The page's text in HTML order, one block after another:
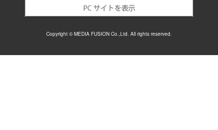
Copyright © MEDIA FUSION Co.,Ltd. All rights reserved.